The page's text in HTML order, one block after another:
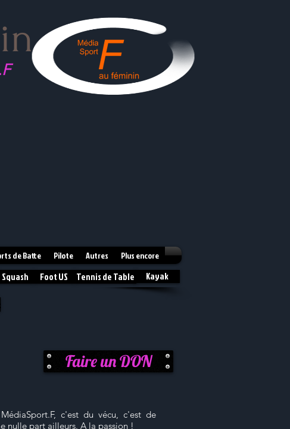
de Batte Pilote Autres Plus encore
Squash Foot US Tennis de Table Kayak
Faire un DON
c'est du vécu, c'est de
nulle part ailleurs. A la passion !